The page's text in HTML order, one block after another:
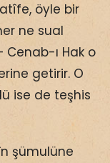
öyle bir
ne sual
Cenab-ı Hak o
getirir. O
ise de teşhis
şümulüne